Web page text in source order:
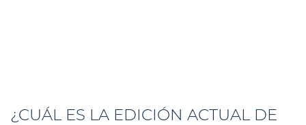
¿CUÁL ES LA EDICIÓN ACTUAL DE